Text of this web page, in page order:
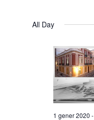
All Day
1 gener 2020